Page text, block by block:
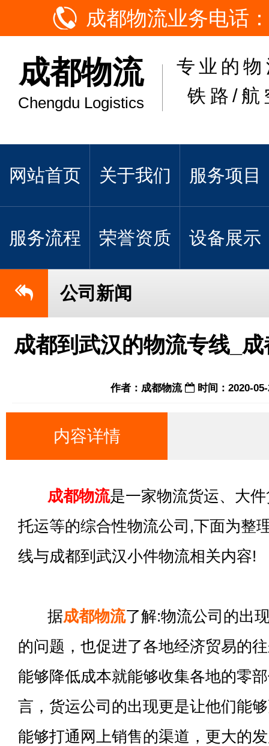
成都物流业务电话
成都物流
Chengdu Logistics
专业的
铁路/航
网站首页 关于我们 服务项目
服务流程 荣誉资质 设备展示
公司新闻
成都到武汉的物流专线_
作者：成都物流 时间：2020-
内容详情
成都物流是一家物流货运、大
托运等的综合性物流公司,下面为整
线与成都到武汉小件物流相关内容!
据成都物流了解:物流公司的出
的问题，也促进了各地经济贸易的
能够降低成本就能够收集各地的零
言，货运公司的出现更是让他们能
能够打通网上销售的渠道，更大的